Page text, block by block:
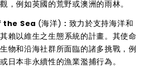
，例如英國的荒野或澳洲的雨林。
Sea (海洋) : 致力於支持海洋和
賴以維生之生態系統的計畫。其使命
物和沿海社群所面臨的諸多挑戰，例
日本非永續性的漁業濫捕行為。